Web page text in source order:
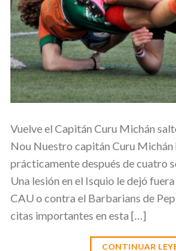
Vuelve el Capitán Curu Michán
Nou Nuestro capitán Curu Michán
prácticamente después de cuatro
Una lesión en el Isquio le dejó
CAU o contra el Barbarians de
citas importantes en esta […]
CONTINUAR